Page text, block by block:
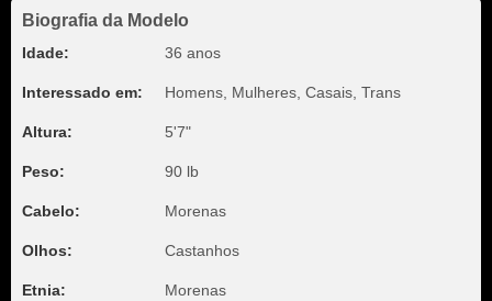
Biografia da Modelo
Idade: 36 anos
Interessado em: Homens, Mulheres, Casais, Trans
Altura: 5'7"
Peso: 90 lb
Cabelo: Morenas
Olhos: Castanhos
Etnia: Morenas